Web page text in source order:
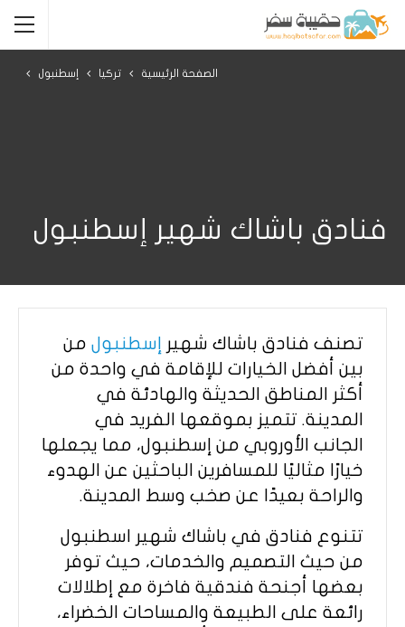
الصفحة الرئيسية تركيا إسطنبول
فنادق باشاك شهير إسطنبول
تصنف فنادق باشاك شهير إسطنبول من
بين أفضل الخيارات للإقامة في واحدة من
أكثر المناطق الحديثة والهادئة في
المدينة. تتميز بموقعها الفريد في
الجانب الأوروبي من إسطنبول، مما يجعلها
خيارًا مثاليًا للمسافرين الباحثين عن الهدوء
والراحة بعيدًا عن صخب وسط المدينة.
تتنوع فنادق في باشاك شهير اسطنبول
من حيث التصميم والخدمات، حيث توفر
بعضها أجنحة فندقية فاخرة مع إطلالات
رائعة على الطبيعة والمساحات الخضراء،